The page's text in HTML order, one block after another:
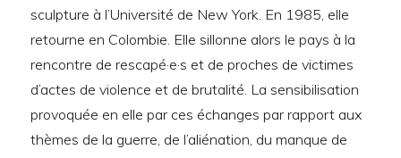
sculpture à l’Université de New York. En 1985, elle
retourne en Colombie. Elle sillonne alors le pays à la
rencontre de rescapé·e·s et de proches de victimes
d’actes de violence et de brutalité. La sensibilisation
provoquée en elle par ces échanges par rapport aux
thèmes de la guerre, de l’aliénation, du manque de